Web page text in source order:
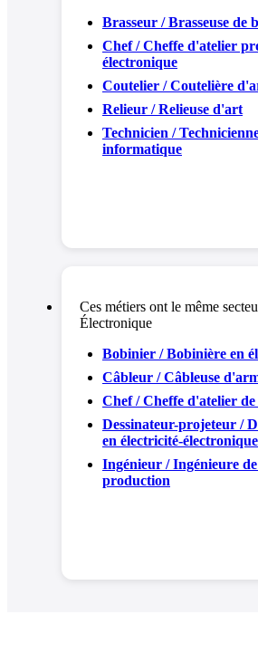
Brasseur / Brasseuse de
Chef / Cheffe d'atelier
électronique
Coutelier / Coutelière
Relieur / Relieuse d'art
Technicien /
informatique
Ces métiers ont le même
Électronique
Bobinier / Bobinière en
Câbleur / Câbleuse
Chef / Cheffe d'atelier
Dessinateur-projeteur /
en électricité-électronique
Ingénieur / Ingénieure
production